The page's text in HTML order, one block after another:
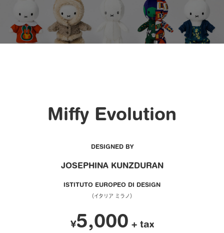
Miffy Evolution
DESIGNED BY
JOSEPHINA KUNZDURAN
ISTITUTO EUROPEO DI DESIGN
（イタリア ミラノ）
¥5,000 + tax